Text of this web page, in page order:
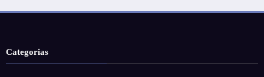
Categorias